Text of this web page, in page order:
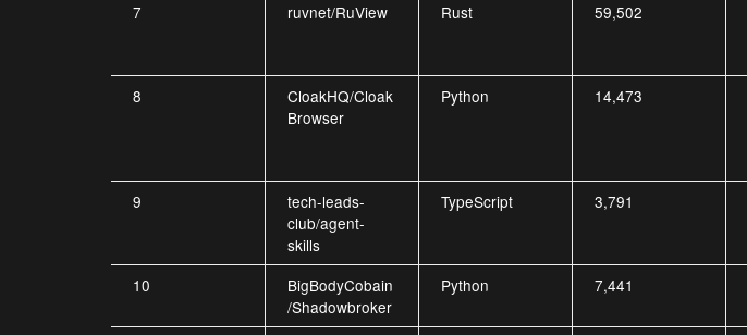
7
ruvnet/RuView Rust 59,502
8
CloakHQ/Cloak
Browser
Python 14,473
9
tech-leads-
club/agent-
skills
TypeScript 3,791
10
BigBodyCobain
/Shadowbroker
Python 7,441